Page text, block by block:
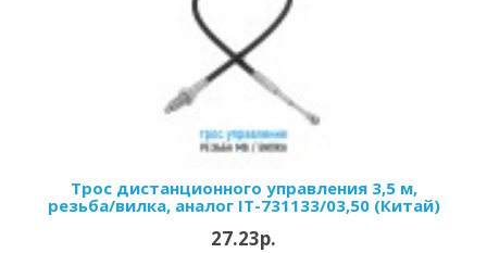
Трос дистанционного управления 3,5 м,
резьба/вилка, аналог IT-731133/03,50 (Китай)
27.23р.